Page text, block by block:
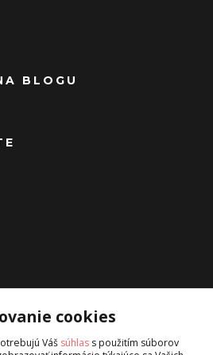
BLOGU
pre SMS !!!
cookies
Váš súhlas s použitím súborov